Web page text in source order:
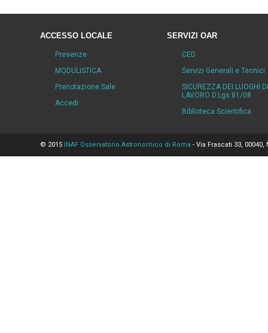
ACCESSO LOCALE
Presenze
MODULISTICA
Prenotazione Sale
Accedi
SERVIZI OAR
CED
Servizi Generali e Tecnici
SICUREZZA DEI LUOGHI DI
LAVORO D.Lgs 81/08
Biblioteca Scientifica
© 2015 INAF Osservatorio Astronomico di Roma - Via Frascati 33,